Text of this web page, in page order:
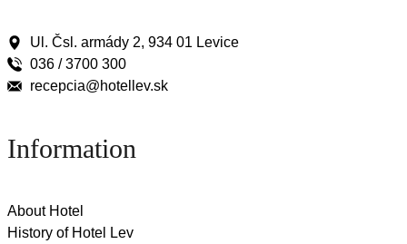
Ul. Čsl. armády 2, 934 01 Levice
036 / 3700 300
recepcia@hotellev.sk
Information
About Hotel
History of Hotel Lev